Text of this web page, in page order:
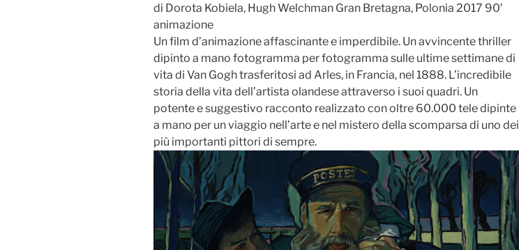
di Dorota Kobiela, Hugh Welchman Gran Bretagna, Polonia 2017 90′
animazione
Un film d’animazione affascinante e imperdibile. Un avvincente thriller
dipinto a mano fotogramma per fotogramma sulle ultime settimane di
vita di Van Gogh trasferitosi ad Arles, in Francia, nel 1888. L’incredibile
storia della vita dell’artista olandese attraverso i suoi quadri. Un
potente e suggestivo racconto realizzato con oltre 60.000 tele dipinte
a mano per un viaggio nell’arte e nel mistero della scomparsa di uno dei
più importanti pittori di sempre.